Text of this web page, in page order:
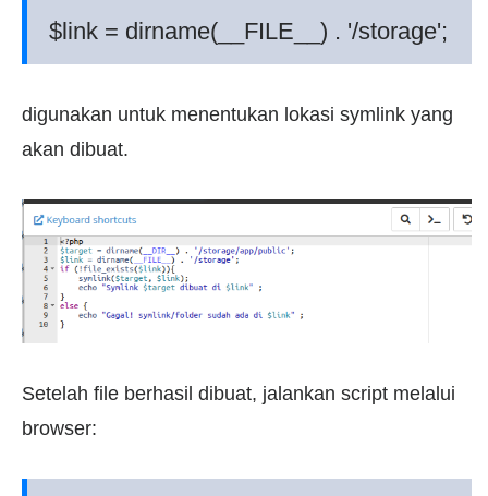
$link = dirname(__FILE__) . '/storage';
digunakan untuk menentukan lokasi symlink yang
akan dibuat.
Setelah file berhasil dibuat, jalankan script melalui
browser: